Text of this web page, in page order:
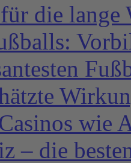
die lange
wie
– die